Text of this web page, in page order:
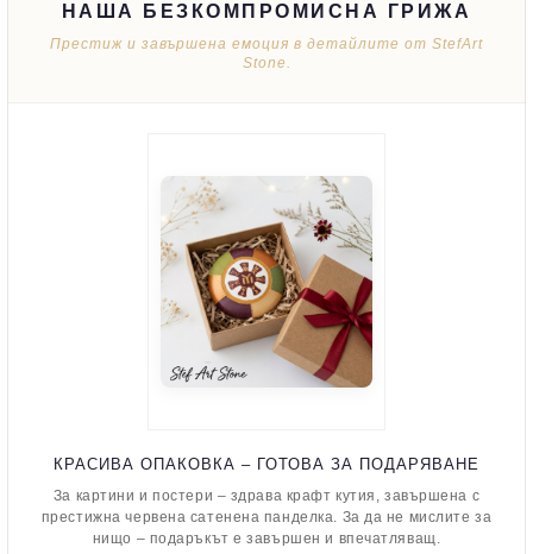
НАША БЕЗКОМПРОМИСНА ГРИЖА
Престиж и завършена емоция в детайлите от StefArt
Stone.
КРАСИВА ОПАКОВКА – ГОТОВА ЗА ПОДАРЯВАНЕ
За картини и постери – здрава крафт кутия, завършена с
престижна червена сатенена панделка. За да не мислите за
нищо – подаръкът е завършен и впечатляващ.